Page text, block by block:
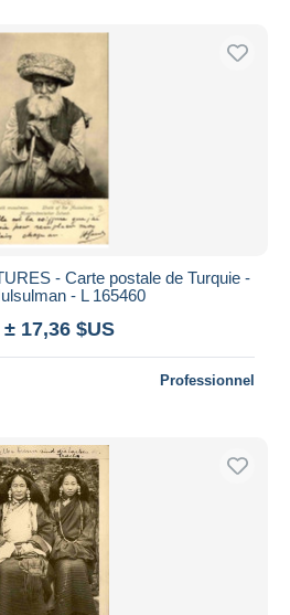
- Carte postale de Turquie -
- L 165460
± 17,36 $US
Professionnel